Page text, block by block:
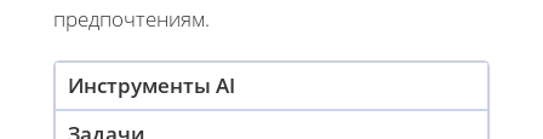
предпочтениям.
Инструменты AI
Задачи